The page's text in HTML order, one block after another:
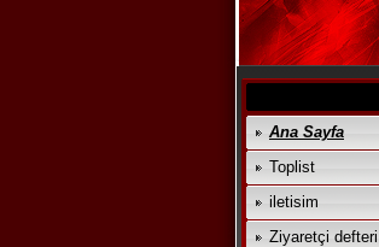
Ana Sayfa
Toplist
iletisim
Ziyaretçi defteri